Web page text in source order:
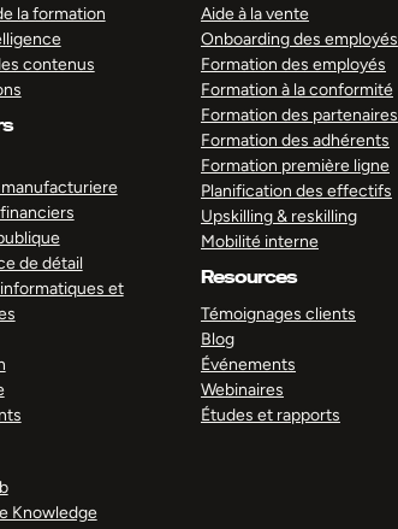
la formation
contenus
de détail
et
Knowledge
Aide à la vente
Onboarding des employés
Formation des employés
Formation à la conformité
Formation des partenaires
Formation des adhérents
Formation première ligne
Planification des effectifs
Upskilling & reskilling
Mobilité interne
Resources
Témoignages clients
Blog
Événements
Webinaires
Études et rapports